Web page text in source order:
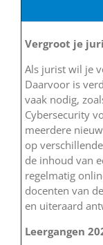
Vergroot je
Als jurist wil je
Daarvoor is
vaak nodig,
Cybersecurity
meerdere
op
de inhoud van
regelmatig
docenten van
en uiteraard
Leergangen